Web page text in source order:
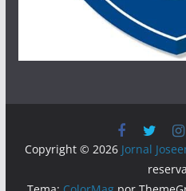
Copyright © 2026 Jornal